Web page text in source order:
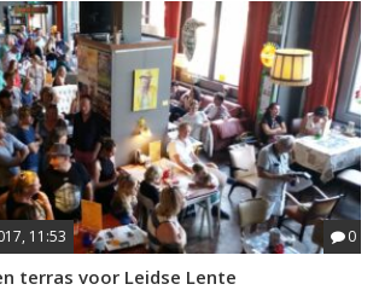
11:53 0
terras voor Leidse Lente